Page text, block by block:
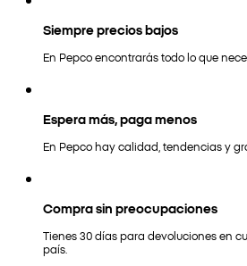
Siempre precios bajos
En Pepco encontrarás todo lo que
Espera más, paga menos
En Pepco hay calidad, tendencias y
Compra sin preocupaciones
Tienes 30 días para devoluciones en
país.